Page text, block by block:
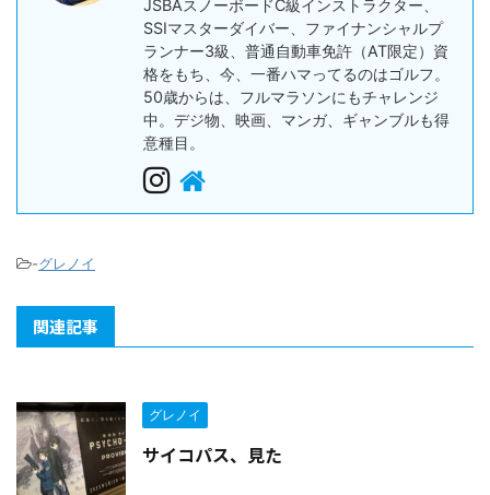
JSBAスノーボードC級インストラクター、
SSIマスターダイバー、ファイナンシャルプ
ランナー3級、普通自動車免許（AT限定）資
格をもち、今、一番ハマってるのはゴルフ。
50歳からは、フルマラソンにもチャレンジ
中。デジ物、映画、マンガ、ギャンブルも得
意種目。
-グレノイ
関連記事
グレノイ
サイコパス、見た